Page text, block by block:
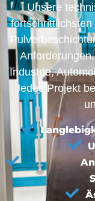
Unsere
Industrie,
Jedes Projekt